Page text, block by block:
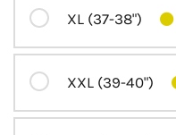
XL (37-38")
XXL (39-40")